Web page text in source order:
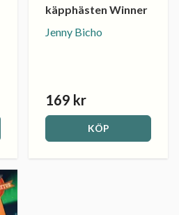
käpphästen Winner
Jenny Bicho
169 kr
KÖP